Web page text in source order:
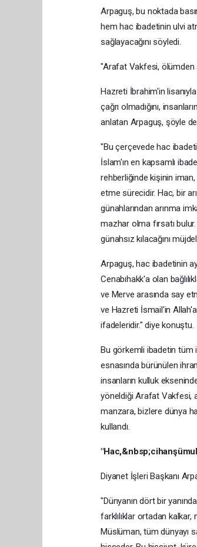
Arpaguş, bu noktada
hem hac ibadetinin ulvi
sağlayacağını söyledi.
"Arafat Vakfesi, ölümden
Hazreti İbrahim'in
çağrı olmadığını,
anlatan Arpaguş, şöyle
"Bu çerçevede hac
İslam'ın en kapsamlı
rehberliğinde kişinin
etme sürecidir. Hac, bir
günahlarından arınma
mazhar olma fırsatı
günahsız kılacağını
Arpaguş, hac ibadetinin
Cenabıhakk'a olan
ve Merve arasında say
ve Hazreti İsmail'in
ifadeleridir." diye konuştu.
Bu görkemli ibadetin tüm
esnasında bürünülen
insanların kulluk
yöneldiği Arafat Vakfesi,
manzara, bizlere dünya
kullandı.
Diyanet İşleri Başkanı
"Dünyanın dört bir
farklılıklar ortadan
Müslüman, tüm dünyayı